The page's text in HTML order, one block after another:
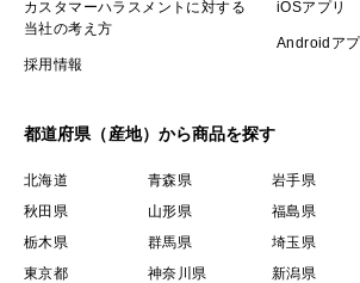
カスタマーハラスメントに対する
当社の考え方
採用情報
iOSアプリ
Androidアプ
都道府県（産地）から商品を探す
北海道 青森県 岩手県
秋田県
山形県 福島県
栃木県
群馬県 埼玉県
東京都
神奈川県 新潟県